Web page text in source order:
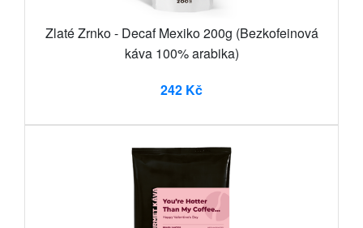
Zlaté Zrnko - Decaf Mexiko 200g (Bezkofeinová
káva 100% arabika)
242 Kč